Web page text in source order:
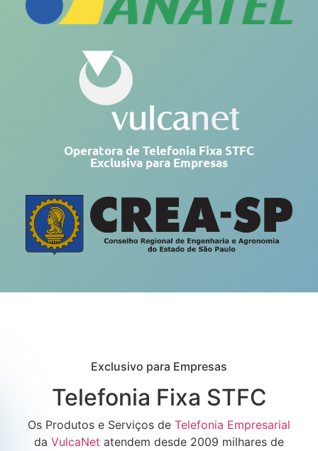
Operatora de Telefonia Fixa STFC
Exclusiva para Empresas
Exclusivo para Empresas
Telefonia Fixa STFC
Os Produtos e Serviços de Telefonia Empresarial
da VulcaNet atendem desde 2009 milhares de